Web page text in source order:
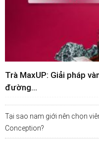
Trà MaxUP: Giải pháp
đường...
Tại sao nam giới nên chọn
Conception?